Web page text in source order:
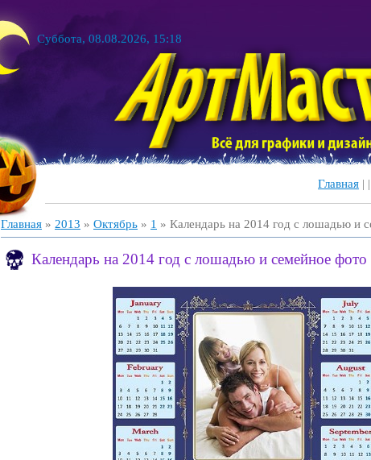
Суббота, 08.08.2026, 15:18
Главная | |
Главная » 2013 » Октябрь » 1 » Календарь на 2014 год с лошадью и
Календарь на 2014 год с лошадью и семейное фото